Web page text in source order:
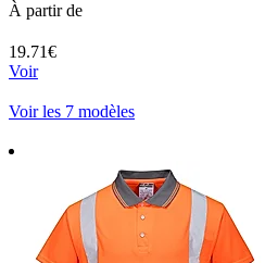
À partir de
19.71€
Voir
Voir les 7 modèles